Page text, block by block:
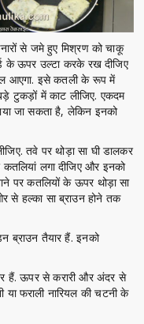
से जमे हुए मिश्रण को चाकू
के ऊपर उल्टा करके रख दीजिए
आएगा. इसे कतली के रूप में
टुकड़ों में काट लीजिए. एकदम
जा सकता है, लेकिन इनको
तवे पर थोड़ा सा घी डालकर
लगा दीजिए और इनको
पर कतलियों के ऊपर थोड़ा सा
से हल्का सा ब्राउन होने तक
ब्राउन तैयार हैं. इनको
हैं. ऊपर से करारी और अंदर से
फराली नारियल की चटनी के